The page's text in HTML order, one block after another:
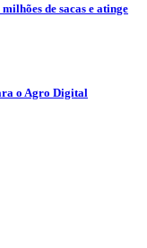
de sacas e atinge
o Agro Digital